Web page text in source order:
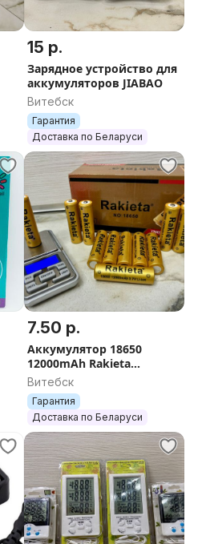
15 р.
Зарядное устройство для
аккумуляторов JIABAO
Витебск
Гарантия
Доставка по Беларуси
7.50 р.
Аккумулятор 18650
12000mAh Rakieta
универсальный 3.7V Li-
ion
Витебск
Гарантия
Доставка по Беларуси